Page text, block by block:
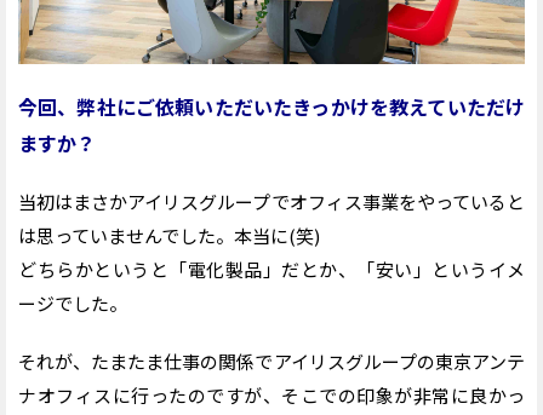
今回、弊社にご依頼いただいたきっかけを教えていただけ
ますか？
当初はまさかアイリスグループでオフィス事業をやっていると
は思っていませんでした。本当に(笑)
どちらかというと「電化製品」だとか、「安い」というイメ
ージでした。
それが、たまたま仕事の関係でアイリスグループの東京アンテ
ナオフィスに行ったのですが、そこでの印象が非常に良かっ